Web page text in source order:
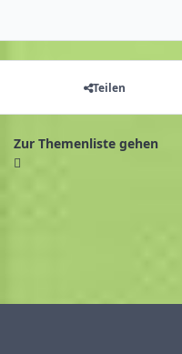
Teilen
Zur Themenliste gehen